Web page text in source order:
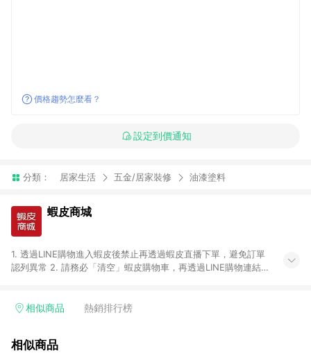
價格趨勢怎麼看？
設定到價通知
分類： 居家生活 五金/居家裝修 油漆塗料
蝦皮商城
1. 透過LINE購物進入蝦皮後禁止再透過蝦皮直播下單，避免訂單
認列異常 2. 請務必「清空」蝦皮購物車，再透過LINE購物連結至
交易後，想下第二張訂單，請重新從LINE購物連結至蝦皮商店進
Android手機、汽機車、一歲以下嬰兒配方奶粉、醫療器材：回饋
相似商品 熱銷排行榜
相似商品